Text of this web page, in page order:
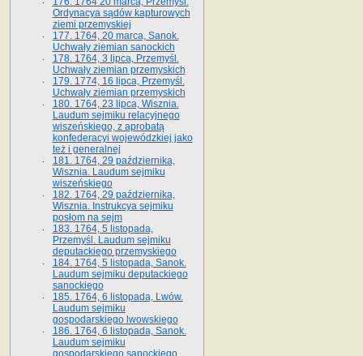
Ordynacya sądów kapturowych
ziemi przemyskiej
177. 1764, 20 marca, Sanok.
Uchwały ziemian sanockich
178. 1764, 3 lipca, Przemyśl.
Uchwały ziemian przemyskich
179. 1774, 16 lipca, Przemyśl.
Uchwały ziemian przemyskich
180. 1764, 23 lipca, Wisznia.
Laudum sejmiku relacyjnego
wiszeńskiego, z aprobatą
konfederacyi wojewódzkiej jako
też i generalnej
181. 1764, 29 października,
Wisznia. Laudum sejmiku
wiszeńskiego
182. 1764, 29 października,
Wisznia. Instrukcya sejmiku
posłom na sejm
183. 1764, 5 listopada,
Przemyśl. Laudum sejmiku
deputackiego przemyskiego
184. 1764, 5 listopada, Sanok.
Laudum sejmiku deputackiego
sanockiego
185. 1764, 6 listopada, Lwów.
Laudum sejmiku
gospodarskiego lwowskiego
186. 1764, 6 listopada, Sanok.
Laudum sejmiku
gospodarskiego sanockiego.